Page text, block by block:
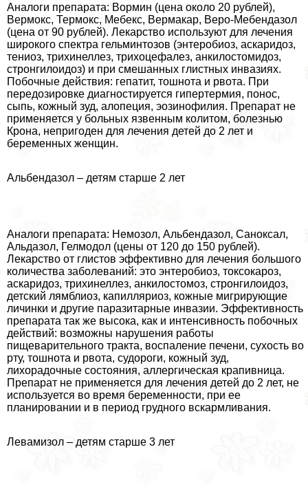
Аналоги препарата: Вормин (цена около 20 рублей),
Вермокс, Термокс, Мебекс, Вермакар, Веро-Мебендазол
(цена от 90 рублей). Лекарство используют для лечения
широкого спектра гельминтозов (энтеробиоз, аскаридоз,
тениоз, трихинеллез, трихоцефалез, анкилостомидоз,
стронгилоидоз) и при смешанных глистных инвазиях.
Побочные действия: гепатит, тошнота и рвота. При
передозировке диагностируется гипертермия, понос,
сыпь, кожный зуд, алопеция, эозинофилия. Препарат не
применяется у больных язвенным колитом, болезнью
Крона, непригоден для лечения детей до 2 лет и
беременных женщин.
Альбендазол – детям старше 2 лет
Аналоги препарата: Немозол, Альбендазол, Саноксал,
Альдазол, Гелмодол (цены от 120 до 150 рублей).
Лекарство от глистов эффективно для лечения большого
количества заболеваний: это энтеробиоз, токсокароз,
аскаридоз, трихинеллез, анкилостомоз, стронгилоидоз,
детский лямблиоз, капилляриоз, кожные мигрирующие
личинки и другие паразитарные инвазии. Эффективность
препарата так же высока, как и интенсивность побочных
действий: возможны нарушения работы
пищеварительного тpaкта, воспаление печени, сухость во
рту, тошнота и рвота, судороги, кожный зуд,
лихорадочные состояния, аллергическая крапивница.
Препарат не применяется для лечения детей до 2 лет, не
используется во время беременности, при ее
планировании и в период грудного вскармливания.
Левамизол – детям старше 3 лет